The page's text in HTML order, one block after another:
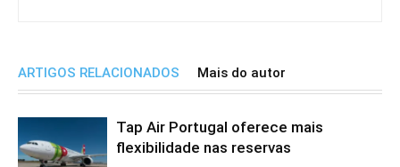
ARTIGOS RELACIONADOS Mais do autor
Tap Air Portugal oferece mais
flexibilidade nas reservas